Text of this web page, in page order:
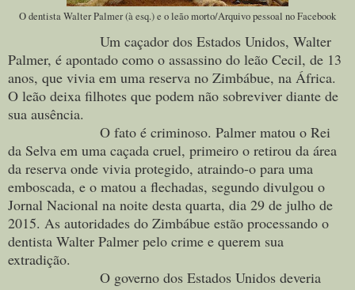
O dentista Walter Palmer (à esq.) e o leão morto/Arquivo pessoal no Facebook
Um caçador dos Estados Unidos, Walter
Palmer, é apontado como o assassino do leão Cecil, de 13
anos, que vivia em uma reserva no Zimbábue, na África.
O leão deixa filhotes que podem não sobreviver diante de
sua ausência.
O fato é criminoso. Palmer matou o Rei
da Selva em uma caçada cruel, primeiro o retirou da área
da reserva onde vivia protegido, atraindo-o para uma
emboscada, e o matou a flechadas, segundo divulgou o
Jornal Nacional na noite desta quarta, dia 29 de julho de
2015. As autoridades do Zimbábue estão processando o
dentista Walter Palmer pelo crime e querem sua
extradição.
O governo dos Estados Unidos deveria